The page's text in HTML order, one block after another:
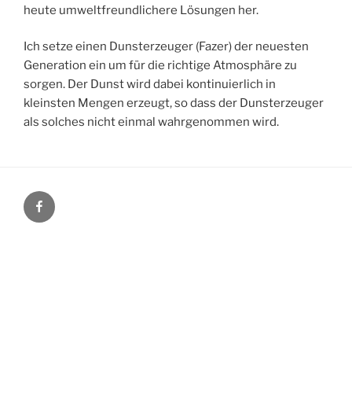
heute umweltfreundlichere Lösungen her.
Ich setze einen Dunsterzeuger (Fazer) der neuesten
Generation ein um für die richtige Atmosphäre zu
sorgen. Der Dunst wird dabei kontinuierlich in
kleinsten Mengen erzeugt, so dass der Dunsterzeuger
als solches nicht einmal wahrgenommen wird.
Facebook